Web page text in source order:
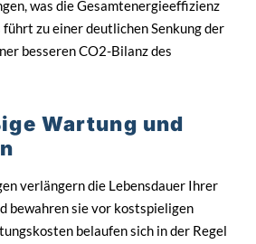
was die Gesamtenergieeffizienz
zu einer deutlichen Senkung der
besseren CO2-Bilanz des
Wartung und
verlängern die Lebensdauer Ihrer
bewahren sie vor kostspieligen
belaufen sich in der Regel